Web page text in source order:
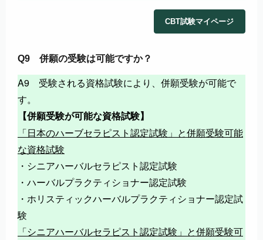
CBT試験マイページ
Q9 併願の受験は可能ですか？
A9 受験される資格試験により、併願受験が可能で
す。
【併願受験が可能な資格試験】
「日本のハーブセラピスト認定試験」と併願受験可能
な資格試験
・シニアハーバルセラピスト認定試験
・ハーバルプラクティショナー認定試験
・ホリスティックハーバルプラクティショナー認定試
験
「シニアハーバルセラピスト認定試験」と併願受験可